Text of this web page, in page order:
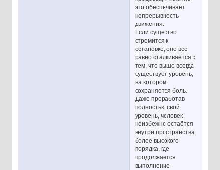
это обеспечивает
непрерывность
движения.
Если существо
стремится к
остановке, оно всё
равно сталкивается с
тем, что выше всегда
существует уровень,
на котором
сохраняется боль.
Даже проработав
полностью свой
уровень, человек
неизбежно остаётся
внутри пространства
более высокого
порядка, где
продолжается
выполнение